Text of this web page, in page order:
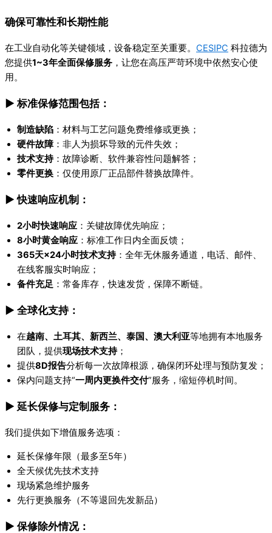
确保可靠性和长期性能
在工业自动化等关键领域，设备稳定至关重要。 CESIPC 科拉德为
您提供1~3年全面保修服务 ，让您在高压严苛环境中依然安心使
用。
▶ 标准保修范围包括：
制造缺陷 ：材料与工艺问题免费维修或更换；
硬件故障 ：非人为损坏导致的元件失效；
技术支持：故障诊断、软件兼容性问题解答；
零件更换 ：仅使用原厂正品部件替换故障件。
▶ 快速响应机制：
2小时快速响应 ：关键故障优先响应；
8小时黄金响应 ：标准工作日内全面反馈；
365天×24小时技术支持：全年无休服务通道，电话、邮件、
在线客服实时响应；
备件充足 ：常备库存，快速发货，保障不断链。
▶ 全球化支持：
在越南、土耳其、新西兰、泰国、澳大利亚等地拥有本地服务
团队，提供现场技术支持；
提供8D报告分析每一次故障根源，确保闭环处理与预防复发；
保内问题支持“一周内更换件交付”服务，缩短停机时间。
▶ 延长保修与定制服务：
我们提供如下增值服务选项：
延长保修年限（最多至5年）
全天候优先技术支持
现场紧急维护服务
先行更换服务（不等退回先发新品）
▶ 保修除外情况：